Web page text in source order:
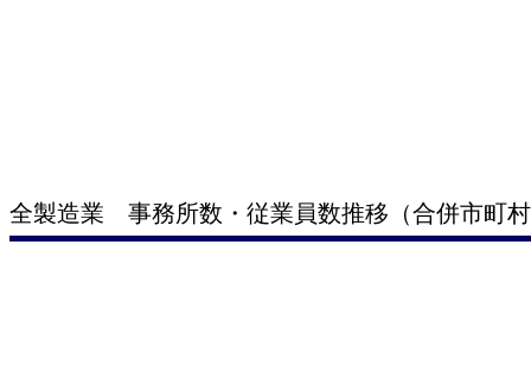
全製造業 事務所数・従業員数推移（合併市町